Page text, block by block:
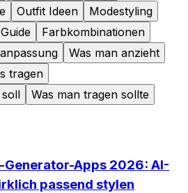
Outfit Ideen
Modestyling
Farbkombinationen
Was man anzieht
tragen
Was man tragen sollte
Apps 2026: AI-
passend stylen